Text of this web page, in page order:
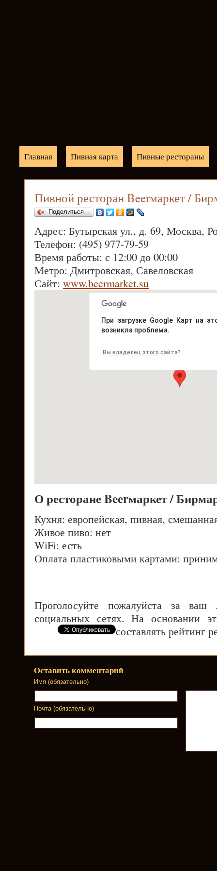
Главная Пивная карта Пивные рестораны
Пивной ресторан Beerмаркет /
Поделиться…
Адрес: Бутырская ул., д. 69, Москва,
Телефон: (495) 977-79-59
Время работы: с 12:00 до 00:00
Метро: Дмитровская, Савеловская
Сайт: www.beermarket.su
При загрузке Google Карт на
возникла проблема.
Вы владелец этого сайта?
О ресторане Beerмаркет /
Кухня: европейская, пивная,
Живое пиво: нет
WiFi: есть
Оплата пластиковыми картами:
Проголосуйте пожалуйста за
социальных сетях. На основании
составлять рейтинг
Оставить комментарий
Имя (обязательно)
Почта (обязательно)